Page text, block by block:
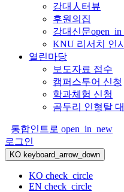
강대人터뷰
후원의집
강대신문
KNU 리서치 인
열린마당
보도자료 접수
캠퍼스투어 신청
학과체험 신청
곰두리 인형탈
통합인트로 open_in_new
로그인
KO keyboard_arrow_down
KO check_circle
EN check_circle